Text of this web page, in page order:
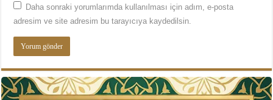
Daha sonraki yorumlarımda kullanılması için adım, e-posta
adresim ve site adresim bu tarayıcıya kaydedilsin.